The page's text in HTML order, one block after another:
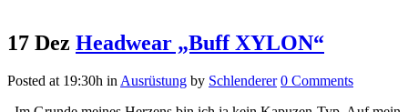
17 Dez Headwear „Buff XYLON“
Posted at 19:30h inAusrüstung by Schlenderer 0 Comments